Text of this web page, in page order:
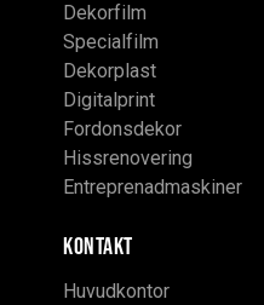
Dekorfilm
Specialfilm
Dekorplast
Digitalprint
Fordonsdekor
Hissrenovering
Entreprenadmaskiner
KONTAKT
Huvudkontor